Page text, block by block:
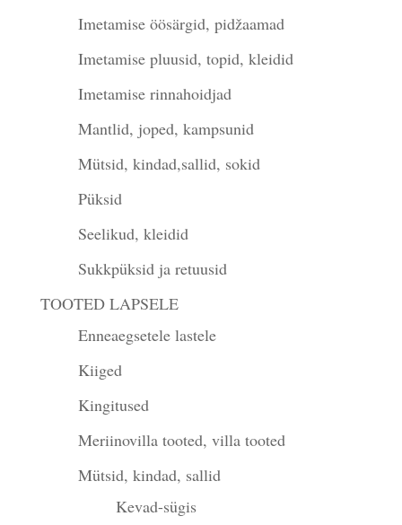
Imetamise öösärgid, pidžaamad
Imetamise pluusid, topid, kleidid
Imetamise rinnahoidjad
Mantlid, joped, kampsunid
Mütsid, kindad,sallid, sokid
Püksid
Seelikud, kleidid
Sukkpüksid ja retuusid
TOOTED LAPSELE
Enneaegsetele lastele
Kiiged
Kingitused
Meriinovilla tooted, villa tooted
Mütsid, kindad, sallid
Kevad-sügis